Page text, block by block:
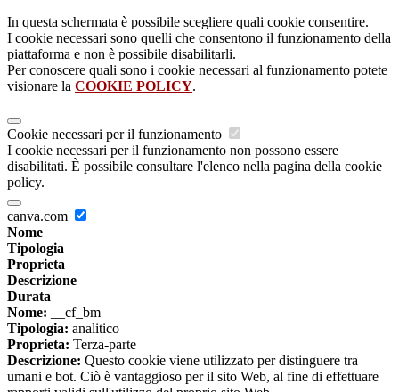
In questa schermata è possibile scegliere quali cookie consentire.
I cookie necessari sono quelli che consentono il funzionamento della
piattaforma e non è possibile disabilitarli.
Per conoscere quali sono i cookie necessari al funzionamento potete
visionare la COOKIE POLICY.
Cookie necessari per il funzionamento
I cookie necessari per il funzionamento non possono essere
disabilitati. È possibile consultare l'elenco nella pagina della cookie
policy.
canva.com
Nome
Tipologia
Proprieta
Descrizione
Durata
Nome: __cf_bm
Tipologia: analitico
Proprieta: Terza-parte
Descrizione: Questo cookie viene utilizzato per distinguere tra
umani e bot. Ciò è vantaggioso per il sito Web, al fine di effettuare